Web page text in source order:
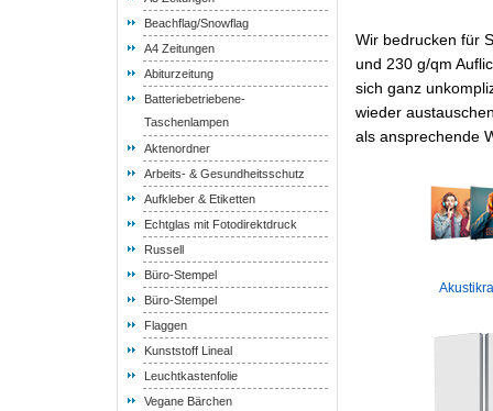
Beachflag/Snowflag
A4 Zeitungen
Abiturzeitung
Batteriebetriebene-
Taschenlampen
Aktenordner
Arbeits- & Gesundheitsschutz
Aufkleber & Etiketten
Echtglas mit Fotodirektdruck
Russell
Büro-Stempel
Büro-Stempel
Flaggen
Kunststoff Lineal
Leuchtkastenfolie
Vegane Bärchen
Wir bedrucken für
und 230 g/qm
sich ganz
wieder
als ansprechende